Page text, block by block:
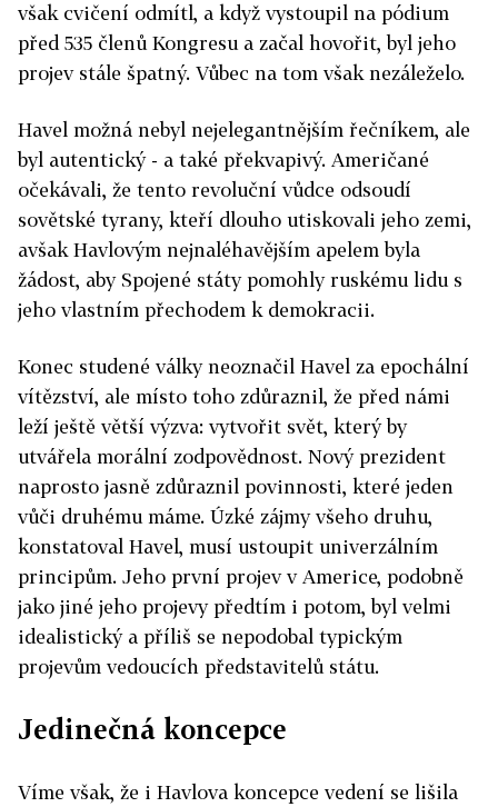
však cvičení odmítl, a když vystoupil na pódium
před 535 členů Kongresu a začal hovořit, byl jeho
projev stále špatný. Vůbec na tom však nezáleželo.
Havel možná nebyl nejelegantnějším řečníkem, ale
byl autentický - a také překvapivý. Američané
očekávali, že tento revoluční vůdce odsoudí
sovětské tyrany, kteří dlouho utiskovali jeho zemi,
avšak Havlovým nejnaléhavějším apelem byla
žádost, aby Spojené státy pomohly ruskému lidu s
jeho vlastním přechodem k demokracii.
Konec studené války neoznačil Havel za epochální
vítězství, ale místo toho zdůraznil, že před námi
leží ještě větší výzva: vytvořit svět, který by
utvářela morální zodpovědnost. Nový prezident
naprosto jasně zdůraznil povinnosti, které jeden
vůči druhému máme. Úzké zájmy všeho druhu,
konstatoval Havel, musí ustoupit univerzálním
principům. Jeho první projev v Americe, podobně
jako jiné jeho projevy předtím i potom, byl velmi
idealistický a příliš se nepodobal typickým
projevům vedoucích představitelů státu.
Jedinečná koncepce
Víme však, že i Havlova koncepce vedení se lišila